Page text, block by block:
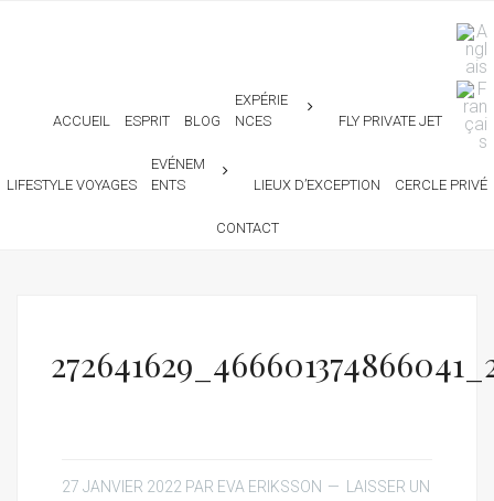
ACCUEIL ESPRIT BLOG
EXPÉRIE
NCES
FLY PRIVATE JET
LIFESTYLE VOYAGES
EVÉNEM
ENTS
LIEUX D’EXCEPTION CERCLE PRIVÉ
CONTACT
27 JANVIER 2022 PAR EVA ERIKSSON
LAISSER UN